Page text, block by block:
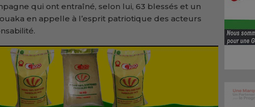
qui ont entraîné, selon lui, 63 blessés et un
en appelle à l’esprit patriotique des acteurs